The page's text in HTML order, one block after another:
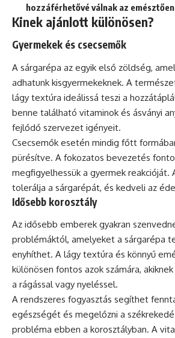
hozzáférhetővé válnak az
Kinek ajánlott különösen?
Gyermekek és csecsemők
A sárgarépa az egyik első zöldség,
adhatunk kisgyermekeknek. A
lágy textúra ideálissá teszi a
benne található vitaminok és ásványi
fejlődő szervezet igényeit.
Csecsemők esetén mindig főtt
pürésítve. A fokozatos bevezetés
megfigyelhessük a gyermek reakcióját.
tolerálja a sárgarépát, és kedveli az
Idősebb korosztály
Az idősebb emberek gyakran
problémáktól, amelyeket a sárgarépa
enyhíthet. A lágy textúra és könnyű
különösen fontos azok számára,
a rágással vagy nyeléssel.
A rendszeres fogyasztás segíthet
egészségét és megelőzni a
probléma ebben a korosztályban. A